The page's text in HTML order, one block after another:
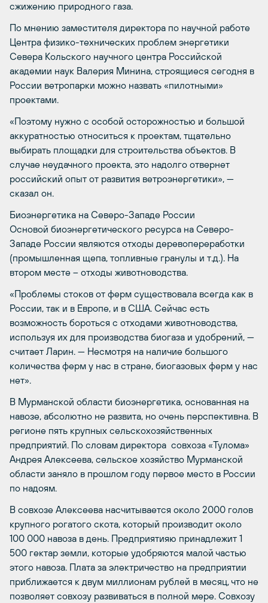
сжижению природного газа.
По мнению заместителя директора по научной работе
Центра физико-технических проблем энергетики
Севера Кольского научного центра Российской
академии наук Валерия Минина, строящиеся сегодня в
России ветропарки можно назвать «пилотными»
проектами.
«Поэтому нужно с особой осторожностью и большой
аккуратностью относиться к проектам, тщательно
выбирать площадки для строительства объектов. В
случае неудачного проекта, это надолго отвернет
российский опыт от развития ветроэнергетики», —
сказал он.
Биоэнергетика на Северо-Западе России
Основой биоэнергетического ресурса на Северо-
Западе России являются отходы деревопереработки
(промышленная щепа, топливные гранулы и т.д.). На
втором месте – отходы животноводства.
«Проблемы стоков от ферм существовала всегда как в
России, так и в Европе, и в США. Сейчас есть
возможность бороться с отходами животноводства,
используя их для производства биогаза и удобрений, —
считает Ларин. — Несмотря на наличие большого
количества ферм у нас в стране, биогазовых ферм у нас
нет».
В Мурманской области биоэнергетика, основанная на
навозе, абсолютно не развита, но очень перспективна. В
регионе пять крупных сельскохозяйственных
предприятий. По словам директора совхоза «Тулома»
Андрея Алексеева, сельское хозяйство Мурманской
области заняло в прошлом году первое место в России
по надоям.
В совхозе Алексеева насчитывается около 2000 голов
крупного рогатого скота, который производит около
100 000 навоза в день. Предприятияю принадлежит 1
500 гектар земли, которые удобряются малой частью
этого навоза. Плата за электричество на предприятии
приближается к двум миллионам рублей в месяц, что не
позволяет совхозу развиваться в полной мере. Совхозу